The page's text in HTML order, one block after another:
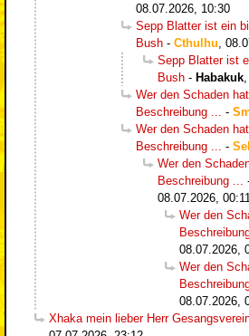
08.07.2026, 10:30
Sepp Blatter ist ein
Bush - Cthulhu,
Sepp Blatter ist
Bush - Habakuk,
Wer den Schaden
Beschreibung ... -
Wer den Schaden
Beschreibung ... -
Wer den
Beschreibung ...
08.07.2026,
Wer den
08.07.2026,
Wer den
08.07.2026,
Xhaka mein lieber Herr